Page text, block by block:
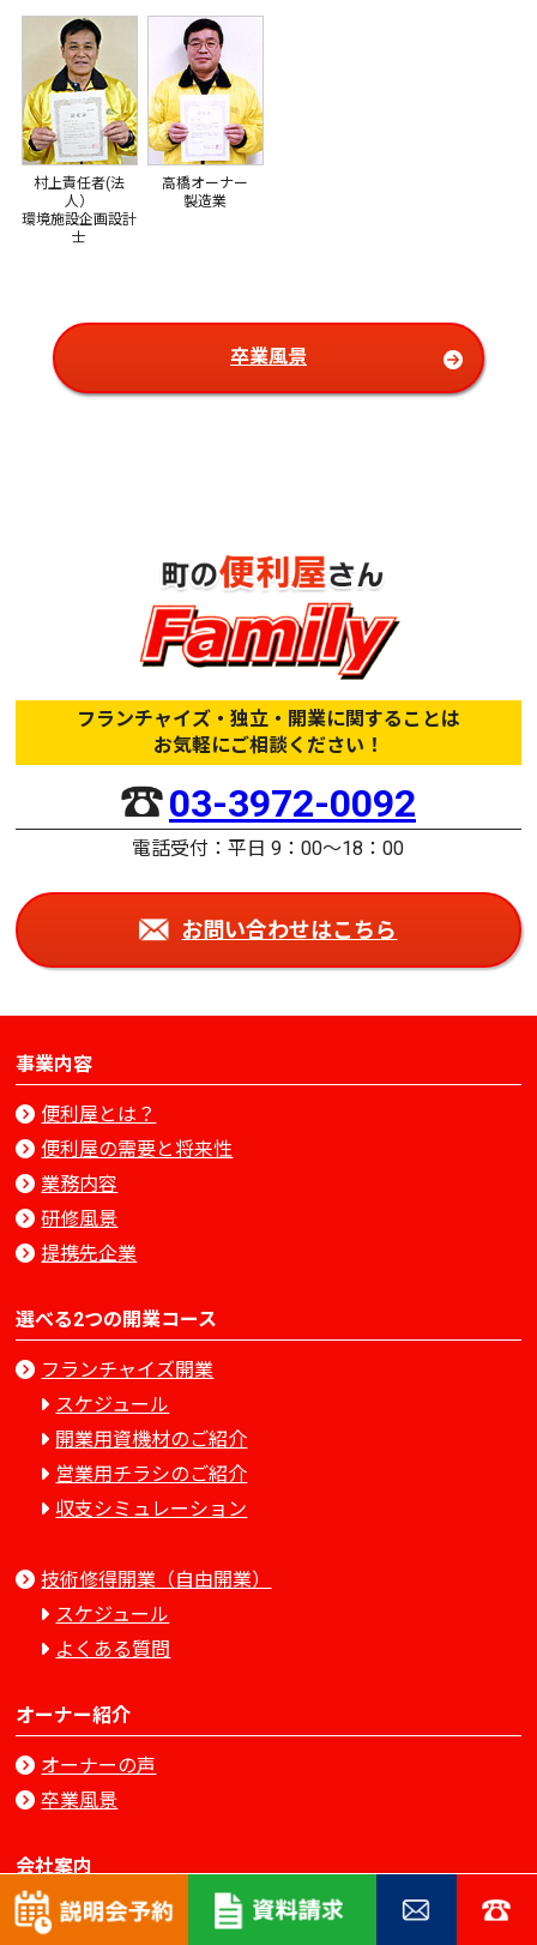
村上責任者(法
人）
環境施設企画設計
士
高橋オーナー
製造業
卒業風景
フランチャイズ・独立・開業に関することは
お気軽にご相談ください！
03-3972-0092
電話受付：平日 9：00〜18：00
お問い合わせはこちら
事業内容
便利屋とは？
便利屋の需要と将来性
業務内容
研修風景
提携先企業
選べる2つの開業コース
フランチャイズ開業
スケジュール
開業用資機材のご紹介
営業用チラシのご紹介
収支シミュレーション
技術修得開業（自由開業）
スケジュール
よくある質問
オーナー紹介
オーナーの声
卒業風景
会社案内
会社概要